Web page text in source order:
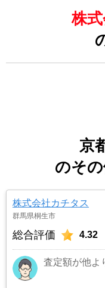
株
京
のそ
株式会社カチタス
群馬県桐生市
総合評価 4.32
査定額が他よ